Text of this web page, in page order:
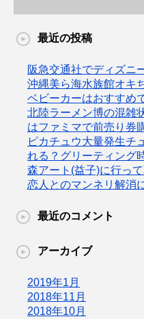
最近の投稿
阪急交通社でディズニ
沖縄美ら海水族館オキ
ベビーカーはおすすめ
北陸ラーメン博の混雑
はファミマで前売り券
ピカチュウ大量発生チ
れる？グリーティング
森アート(益子)に行っ
恋人とのマンネリ解消
最近のコメント
アーカイブ
2019年1月
2018年11月
2018年10月